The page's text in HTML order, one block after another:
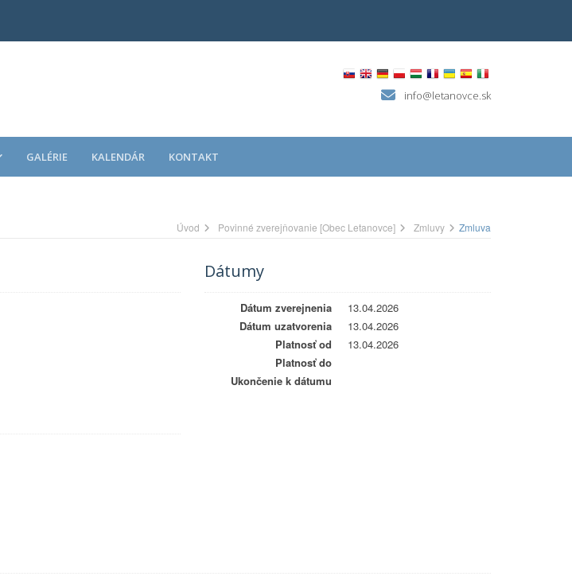
info@letanovce.sk
GALÉRIE KALENDÁR KONTAKT
Úvod Povinné zverejňovanie [Obec Letanovce] Zmluvy Zmluva
Dátumy
Dátum zverejnenia
13.04.2026
Dátum uzatvorenia
13.04.2026
Platnosť od
13.04.2026
Platnosť do
Ukončenie k dátumu